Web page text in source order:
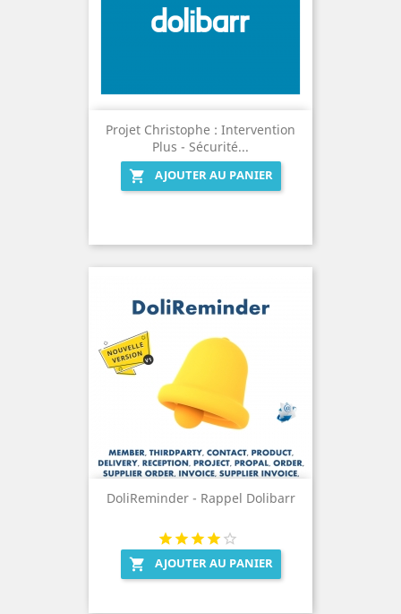
Projet Christophe : Intervention
Plus - Sécurité...

AJOUTER AU PANIER
DoliReminder - Rappel Dolibarr
 AJOUTER AU PANIER